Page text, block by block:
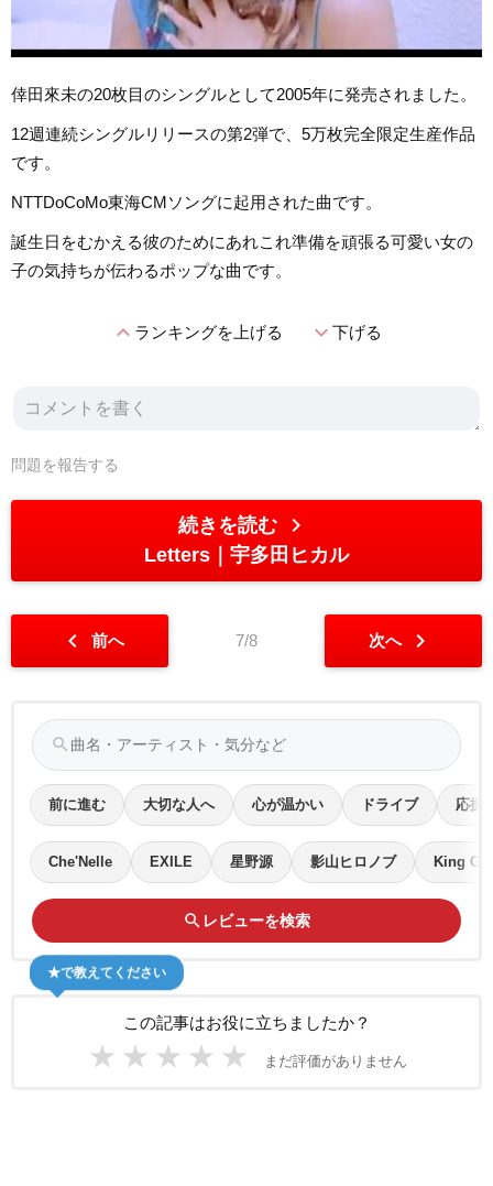
倖田來未の20枚目のシングルとして2005年に発売されました。
12週連続シングルリリースの第2弾で、5万枚完全限定生産作品
です。
NTTDoCoMo東海CMソングに起用された曲です。
誕生日をむかえる彼のためにあれこれ準備を頑張る可愛い女の
子の気持ちが伝わるポップな曲です。
expand_lessランキングを上げる expand_more下げる
問題を報告する
続きを読む chevron_right
Letters 宇多田ヒカル
chevron_left 前へ 7/8 次へ chevron_right
search
前に進む 大切な人へ 心が温かい ドライブ 応援
Che'Nelle EXILE 星野源 影山ヒロノブ King
search レビューを検索
この記事はお役に立ちましたか？
★ ★ ★ ★ ★ まだ評価がありません
★で教えてください